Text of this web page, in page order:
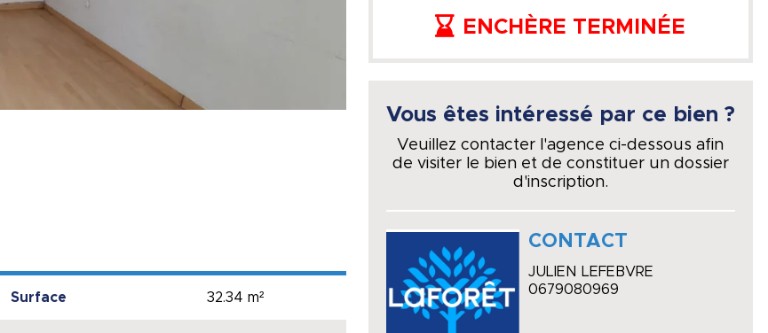
Surface 32.34 m²
ENCHÈRE TERMINÉE
Vous êtes intéressé par ce bien ?
Veuillez contacter l'agence ci-dessous afin
de visiter le bien et de constituer un dossier
d'inscription.
CONTACT
JULIEN LEFEBVRE
0679080969